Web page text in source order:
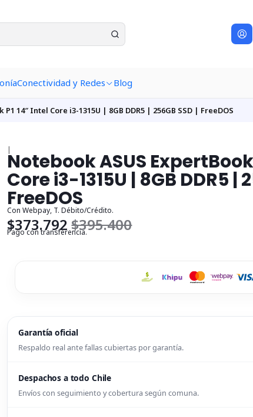
Conectividad y Redes Blog
14″ Intel Core i3-1315U | 8GB DDR5 | 256GB SSD | FreeDOS
|Notebook ASUS ExpertBook
Core i3-1315U | 8GB DDR5 |
FreeDOS
Con Webpay, T. Débito/Crédito.
$373.792$395.400
Pago con transferencia.
Garantía oficial
Respaldo real ante fallas cubiertas por garantía.
Despachos a todo Chile
Envíos con seguimiento y cobertura según comuna.